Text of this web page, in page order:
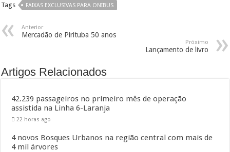
Tags FAIXAS EXCLUSIVAS PARA ONIBUS
Anterior
Mercadão de Pirituba 50 anos
Próximo
Lançamento de livro
Artigos Relacionados
42.239 passageiros no primeiro mês de operação
assistida na Linha 6-Laranja
22 horas ago
4 novos Bosques Urbanos na região central com mais de
4 mil árvores